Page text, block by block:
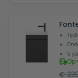
5
€